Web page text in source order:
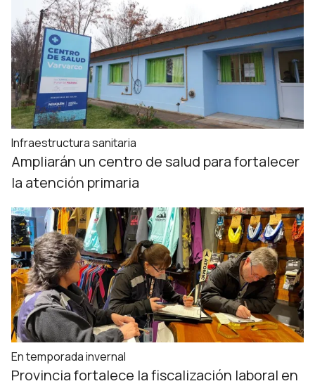
Infraestructura sanitaria
Ampliarán un centro de salud para fortalecer
la atención primaria
En temporada invernal
Provincia fortalece la fiscalización laboral en